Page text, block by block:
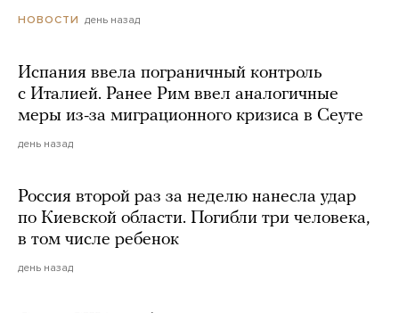
НОВОСТИ день назад
Испания ввела пограничный контроль
с Италией. Ранее Рим ввел аналогичные
меры из-за миграционного кризиса в Сеуте
день назад
Россия второй раз за неделю нанесла удар
по Киевской области. Погибли три человека,
в том числе ребенок
день назад